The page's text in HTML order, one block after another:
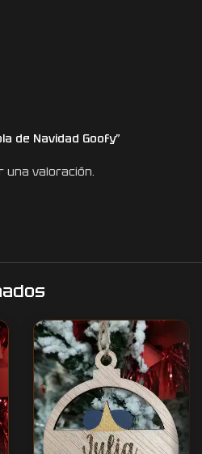
de Navidad Goofy”
una valoración.